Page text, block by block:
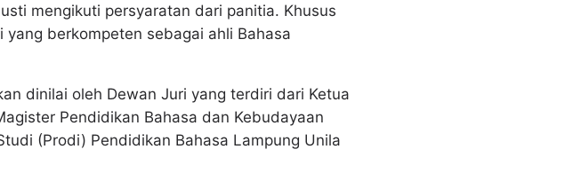
mengikuti persyaratan dari panitia. Khusus
berkompeten sebagai ahli Bahasa
dinilai oleh Dewan Juri yang terdiri dari Ketua
Pendidikan Bahasa dan Kebudayaan
(Prodi) Pendidikan Bahasa Lampung Unila